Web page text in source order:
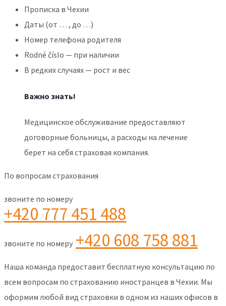
Прописка в Чехии
Даты (от … , до …)
Номер телефона родителя
Rodné číslo — при наличии
В редких случаях — рост и вес
Важно знать!
Медицинское обслуживание предоставляют
договорные больницы, а расходы на лечение
берет на себя страховая компания.
По вопросам страхования
звоните по номеру
+420 777 451 488
звоните по номеру +420 608 758 881
Наша команда предоставит бесплатную консультацию по
всем вопросам по страхованию иностранцев в Чехии. Мы
оформим любой вид страховки в одном из наших офисов в